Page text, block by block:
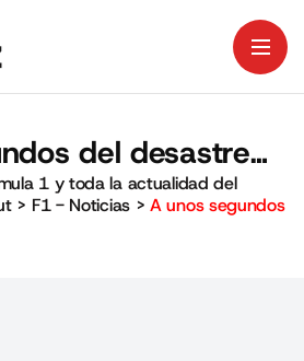
del desastre…
1 y toda la actualidad del
> F1 - Noticias>A unos segundos